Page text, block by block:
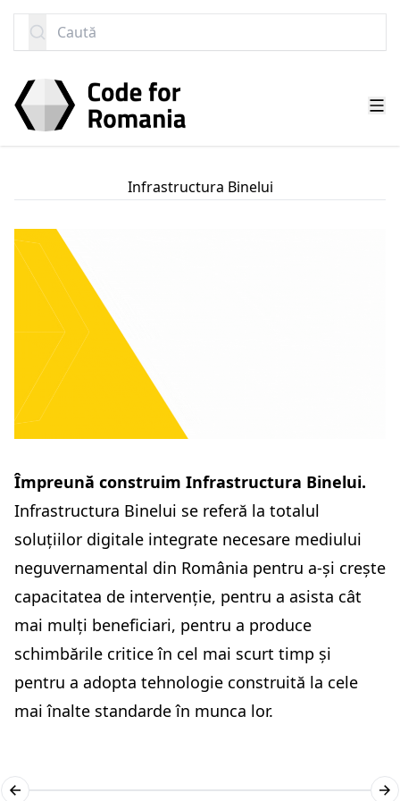
Caută
Infrastructura Binelui
Împreună construim Infrastructura Binelui.
Infrastructura Binelui se referă la totalul
soluțiilor digitale integrate necesare mediului
neguvernamental din România pentru a-și crește
capacitatea de intervenție, pentru a asista cât
mai mulți beneficiari, pentru a produce
schimbările critice în cel mai scurt timp și
pentru a adopta tehnologie construită la cele
mai înalte standarde în munca lor.